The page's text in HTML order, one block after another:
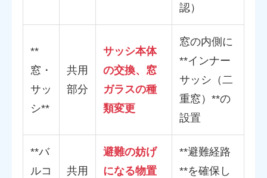
認）
**
窓・
サッ
シ**
共用
部分
サッシ本体
の交換、窓
ガラスの種
類変更
窓の内側に
**インナー
サッシ（二
重窓）**の
設置
**バ
ルコ
共用
避難の妨げ
になる物置
**避難経路
**を確保し